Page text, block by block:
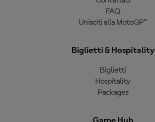
FAQ
Unisciti alla MotoGP™
Biglietti & Hospitality
Biglietti
Hospitality
Packages